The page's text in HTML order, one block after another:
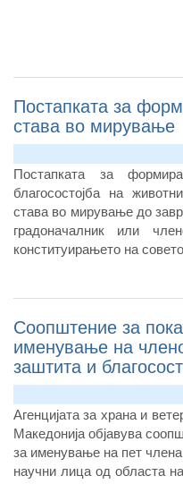
Постапката за
става во мирување
Постапката за
благосостојба на
става во мирување до
градоначалник или
конституирањето на
Соопштение за
именување на
заштита и
Агенцијата за храна и
Македонија објавува
за именување на пет
научни лица од областа